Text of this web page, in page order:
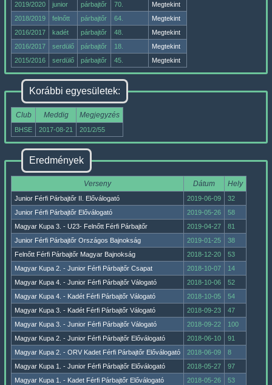
2019/2020 junior párbajtőr 70.
Megtekint
2018/2019
felnőtt párbajtőr 64.
Megtekint
2016/2017
kadét párbajtőr 48.
Megtekint
2016/2017
serdülő párbajtőr 18.
Megtekint
2015/2016
serdülő párbajtőr 45. Megtekint
Korábbi egyesületek:
Club Meddig Megjegyzés
BHSE 2017-08-21 201/2/55
Eredmények
Verseny Dátum Hely
Junior Férfi Párbajtőr II. Előválogató 2019-06-09
32
Junior Férfi Párbajtőr Előválogató
2019-05-26
58
Magyar Kupa 3. - U23- Felnőtt Férfi Párbajtőr
2019-04-27
81
Junior Férfi Párbajtőr Országos Bajnokság
2019-01-25
38
Felnőtt Férfi Párbajtőr Magyar Bajnokság
2018-12-20
53
Magyar Kupa 2. - Junior Férfi Párbajtőr Csapat
2018-10-07
14
Magyar Kupa 4. - Junior Férfi Párbajtőr Válogató
2018-10-06
52
Magyar Kupa 4. - Kadét Férfi Párbajtőr Válogató
2018-10-05
54
Magyar Kupa 3. - Kadét Férfi Párbajtőr Válogató
2018-09-23
47
Magyar Kupa 3. - Junior Férfi Párbajtőr Válogató
2018-09-22
100
Magyar Kupa 2. - Junior Férfi Párbajtőr Előválogató
2018-06-10
91
Magyar Kupa 2. - ORV Kadet Férfi Párbajtőr Előválogató
2018-06-09
8
Magyar Kupa 1. - Junior Férfi Párbajtőr Előválogató
2018-05-27
97
Magyar Kupa 1. - Kadet Férfi Párbajtőr Előválogató
2018-05-26
53